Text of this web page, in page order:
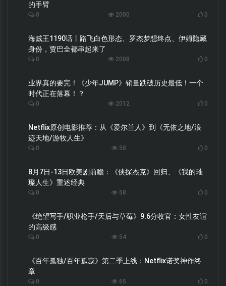
的手臂
0 2000 0
海贼王1190话丨路飞白色形态、罗杰梦想终点、伊姆隐藏
身份，贾巴全都串起来了
0 2008 0
业界真的要完！《少年JUMP》销量跌破历史最低！一个
时代正在落幕！？
0 2012 0
Netflix原创电影推荐：从《爱尔兰人》到《无依之地/浪
迹天地/游牧人生》
0 58 0
8月7日-13日欧美剧前瞻：《侠探杰克》回归、《我的璀
璨人生》重述经典
0 58 0
《绝望写手/职业枪手/天后与草莓》9.6分收官：女性友谊
的高级感
0 54 0
《百年孤独/百年孤寂》第二季上线：Netflix诺奖神作终
章
0 65 0